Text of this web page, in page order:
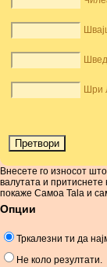
Шри
Внесете го износот
валутата и притиснете
покаже Самоа Tala и
Опции
Тркалезни ти да
Не коло резултати.